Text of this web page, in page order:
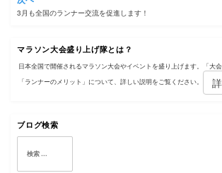
ナ
ビ
ゲ
ー
ョ
ン
3月も全国のランナー交流を促進します！
マラソン大会盛り上げ隊とは？
日本全国で開催されるマラソン大会やイベントを盛り上げます。「大
「ランナーのメリット」について、詳しい説明をご覧ください。
ブログ検索
検